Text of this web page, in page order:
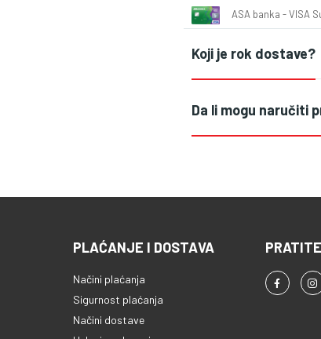
ASA banka - VISA
Koji je rok dostave?
Da li mogu naručiti
PLAĆANJE I DOSTAVA
Načini plaćanja
Sigurnost plaćanja
Načini dostave